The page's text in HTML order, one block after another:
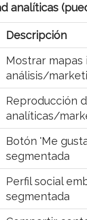
analíticas
Descripción
Mostrar
análisis/
Reproducción
analíticas/
Botón 'Me
segmentada
Perfil social
segmentada